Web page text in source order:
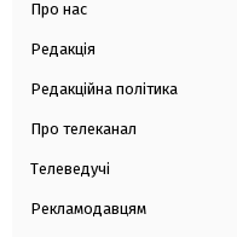
Про нас
Редакція
Редакційна політика
Про телеканал
Телеведучі
Рекламодавцям